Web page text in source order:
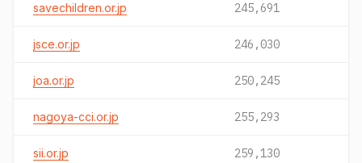
savechildren.or.jp 245,691
jsce.or.jp 246,030
joa.or.jp 250,245
nagoya-cci.or.jp 255,293
sii.or.jp 259,130